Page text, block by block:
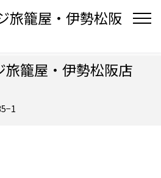
旅籠屋・伊勢松阪
旅籠屋・伊勢松阪店